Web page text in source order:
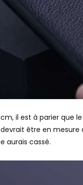
cm, il est à parier que
devrait être en
aurais cassé.